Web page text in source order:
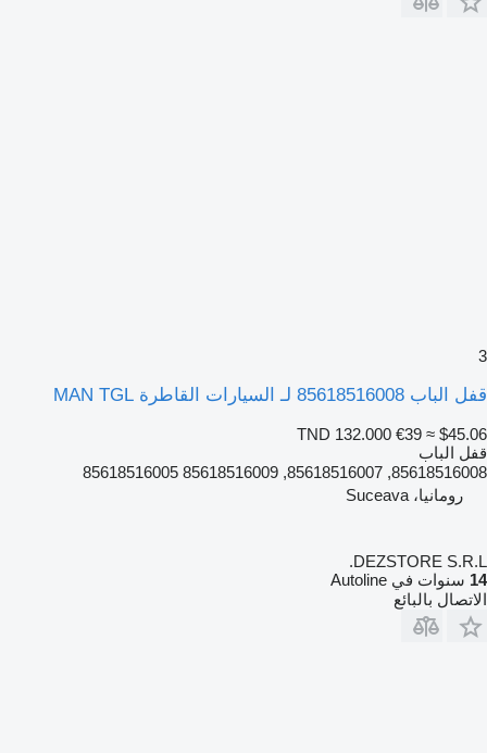
3
قفل الباب 85618516008 لـ السيارات القاطرة MAN TGL
TND 132.000 €39 ≈ $45.06
قفل الباب
85618516008, 85618516007, 85618516009 85618516005
رومانيا، Suceava
DEZSTORE S.R.L.
14 سنوات في Autoline
الاتصال بالبائع